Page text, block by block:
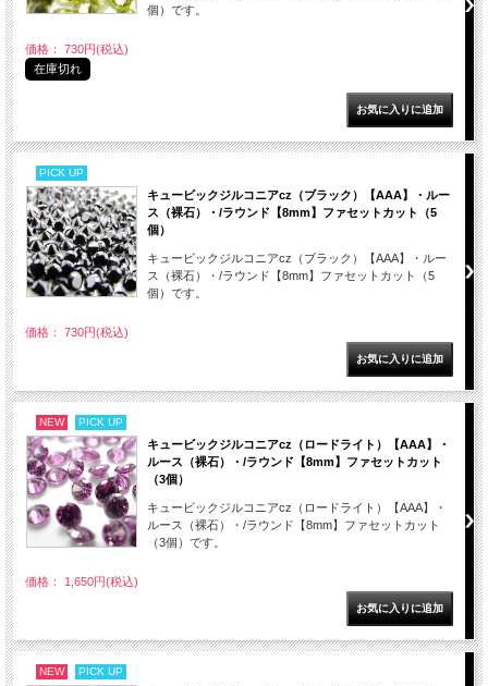
個）です。
価格： 730円(税込)
在庫切れ
PICK UP
キュービックジルコニアcz（ブラック）【AAA】・ルー
ス（裸石）・/ラウンド【8mm】ファセットカット（5
個）
キュービックジルコニアcz（ブラック）【AAA】・ルー
ス（裸石）・/ラウンド【8mm】ファセットカット（5
個）です。
価格： 730円(税込)
NEW PICK UP
キュービックジルコニアcz（ロードライト）【AAA】・
ルース（裸石）・/ラウンド【8mm】ファセットカット
（3個）
キュービックジルコニアcz（ロードライト）【AAA】・
ルース（裸石）・/ラウンド【8mm】ファセットカット
（3個）です。
価格： 1,650円(税込)
NEW PICK UP